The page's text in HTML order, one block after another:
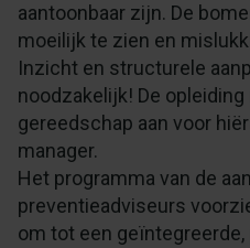
aantoonbaar zijn. De
moeilijk te zien en
Inzicht en structurele
noodzakelijk! De
gereedschap aan voor
manager.
Het programma van de
preventieadviseurs
om tot een